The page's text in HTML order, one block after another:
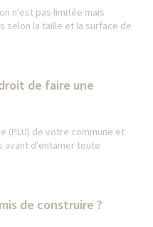
n'est pas limitée mais
selon la taille et la surface de
de faire une
(PLU) de votre commune et
avant d'entamer toute
de construire ?